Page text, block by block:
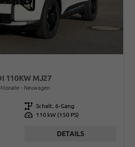
110KW MJ27
Monate Neuwagen
Getriebe Schalt. 6-Gang
Leistung 110 kW (150 PS)
DETAILS